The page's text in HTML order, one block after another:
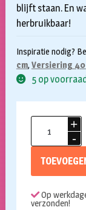
blijft staan. En
herbruikbaar!
Inspiratie nodig?
cm, Versiering
5 op
Folieballon
cijfer
aantal
Op
verzonden!